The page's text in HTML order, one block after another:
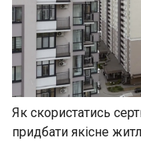
Як скористатись
придбати якісне